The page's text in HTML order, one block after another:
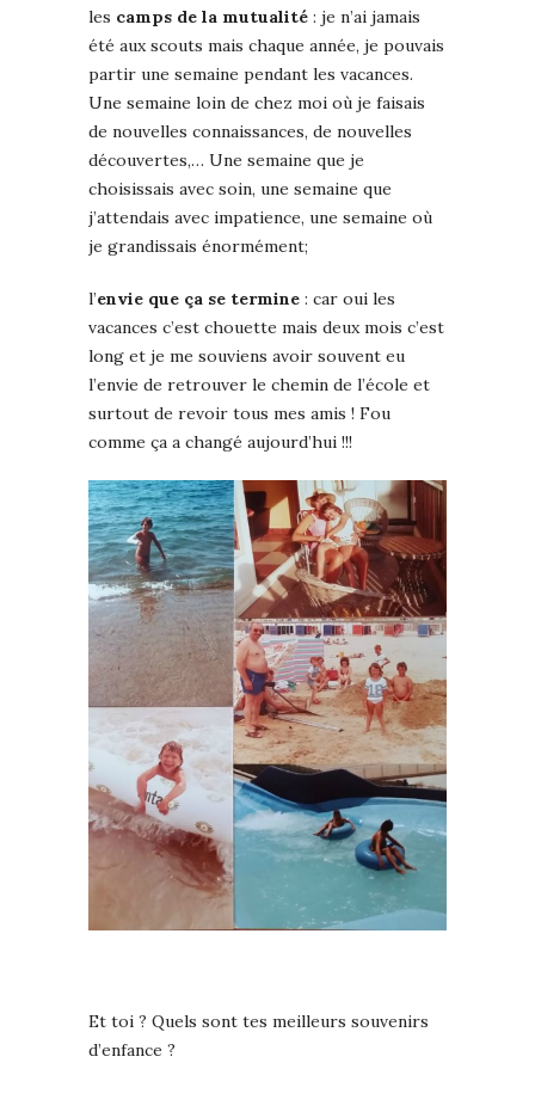
les camps de la mutualité : je n’ai jamais
été aux scouts mais chaque année, je pouvais
partir une semaine pendant les vacances.
Une semaine loin de chez moi où je faisais
de nouvelles connaissances, de nouvelles
découvertes,… Une semaine que je
choisissais avec soin, une semaine que
j’attendais avec impatience, une semaine où
je grandissais énormément;
l’envie que ça se termine : car oui les
vacances c’est chouette mais deux mois c’est
long et je me souviens avoir souvent eu
l’envie de retrouver le chemin de l’école et
surtout de revoir tous mes amis ! Fou
comme ça a changé aujourd’hui !!!
Et toi ? Quels sont tes meilleurs souvenirs
d’enfance ?